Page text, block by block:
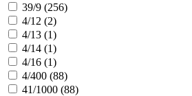
39/9 (256)
4/12 (2)
4/13 (1)
4/14 (1)
4/16 (1)
4/400 (88)
41/1000 (88)